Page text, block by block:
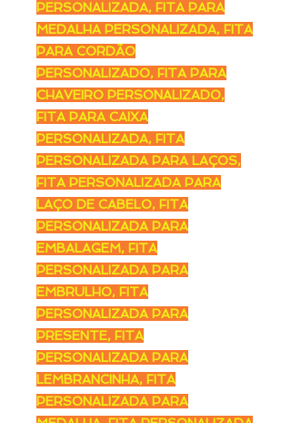
PERSONALIZADA, FITA PARA
MEDALHA PERSONALIZADA, FITA
PARA CORDÃO
PERSONALIZADO, FITA PARA
CHAVEIRO PERSONALIZADO,
FITA PARA CAIXA
PERSONALIZADA, FITA
PERSONALIZADA PARA LAÇOS,
FITA PERSONALIZADA PARA
LAÇO DE CABELO, FITA
PERSONALIZADA PARA
EMBALAGEM, FITA
PERSONALIZADA PARA
EMBRULHO, FITA
PERSONALIZADA PARA
PRESENTE, FITA
PERSONALIZADA PARA
LEMBRANCINHA, FITA
PERSONALIZADA PARA